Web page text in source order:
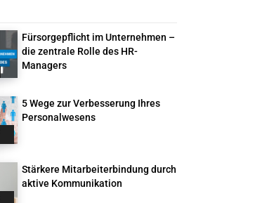
Fürsorgepflicht im Unternehmen –
die zentrale Rolle des HR-
Managers
5 Wege zur Verbesserung Ihres
Personalwesens
Stärkere Mitarbeiterbindung durch
aktive Kommunikation